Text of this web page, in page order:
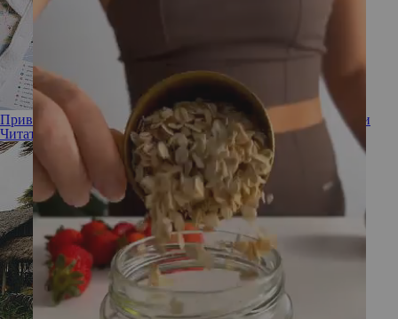
Привитым можно: куда поехать отдыхать после вакцинации
Читать полностью